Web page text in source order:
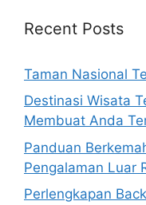
Recent Posts
Taman Nasional
Destinasi Wisata
Membuat Anda
Panduan
Pengalaman Luar
Perlengkapan